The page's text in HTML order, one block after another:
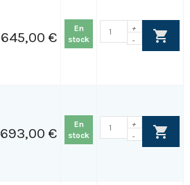
645,00 €
En
stock
+
-
693,00 €
En
stock
+
-